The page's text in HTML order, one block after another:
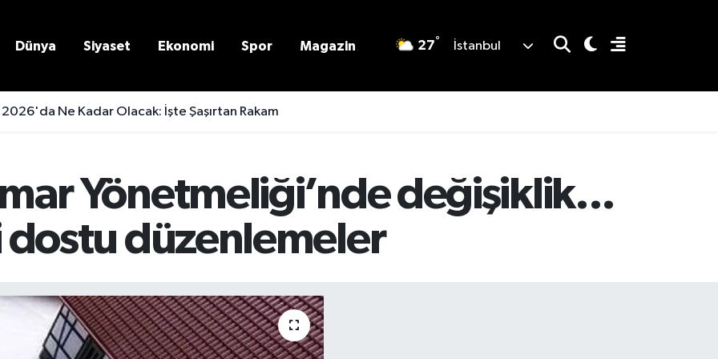
Dünya Siyaset Ekonomi Spor Magazin 27° İstanbul
Ne Kadar Olacak: İşte Şaşırtan Rakam
Yönetmeliği’nde değişiklik...
dostu düzenlemeler